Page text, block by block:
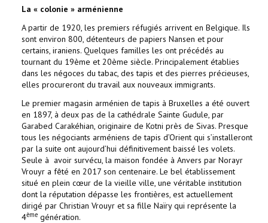
La « colonie » arménienne
A partir de 1920, les premiers réfugiés arrivent en Belgique. Ils
sont environ 800, détenteurs de papiers Nansen et pour
certains, iraniens. Quelques familles les ont précédés au
tournant du 19ème et 20ème siècle. Principalement établies
dans les négoces du tabac, des tapis et des pierres précieuses,
elles procureront du travail aux nouveaux immigrants.
Le premier magasin arménien de tapis à Bruxelles a été ouvert
en 1897, à deux pas de la cathédrale Sainte Gudule, par
Garabed Carakéhian, originaire de Kotni près de Sivas. Presque
tous les négociants arméniens de tapis d’Orient qui s’installeront
par la suite ont aujourd’hui définitivement baissé les volets.
Seule à avoir survécu, la maison fondée à Anvers par Norayr
Vrouyr a fêté en 2017 son centenaire. Le bel établissement
situé en plein cœur de la vieille ville, une véritable institution
dont la réputation dépasse les frontières, est actuellement
dirigé par Christian Vrouyr et sa fille Naïry qui représente la
4ème génération.